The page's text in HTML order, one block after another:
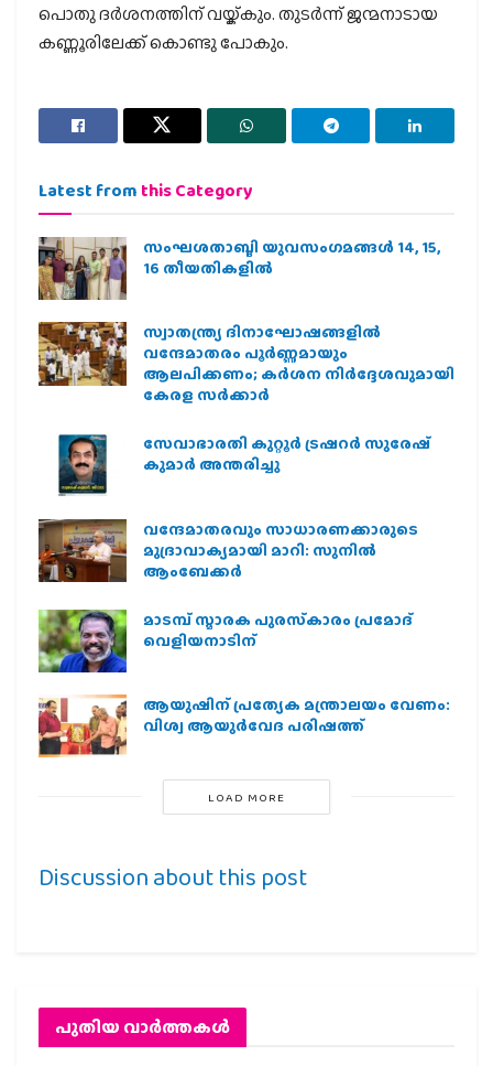
പൊതു ദർശനത്തിന് വയ്ക്കും. തുടർന്ന് ജന്മനാടായ
കണ്ണൂരിലേക്ക് കൊണ്ടു പോകും.
Latest from this Category
സംഘശതാബ്ദി യുവസംഗമങ്ങള്‍ 14, 15,
16 തീയതികളില്‍
സ്വാതന്ത്ര്യ ദിനാഘോഷങ്ങളിൽ
വന്ദേമാതരം പൂർണ്ണമായും
ആലപിക്കണം; കർശന നിർദ്ദേശവുമായി
കേരള സർക്കാർ
സേവാഭാരതി കുറ്റൂർ ട്രഷറർ സുരേഷ്
കുമാർ അന്തരിച്ചു
വന്ദേമാതരവും സാധാരണക്കാരുടെ
മുദ്രാവാക്യമായി മാറി: സുനിൽ
ആംബേക്കർ
മാടമ്പ് സ്മാരക പുരസ്‌കാരം പ്രമോദ്
വെളിയനാടിന്
ആയുഷിന് പ്രത്യേക മന്ത്രാലയം വേണം:
വിശ്വ ആയുര്‍വേദ പരിഷത്ത്
LOAD MORE
Discussion about this post
പുതിയ വാര്‍ത്തകള്‍